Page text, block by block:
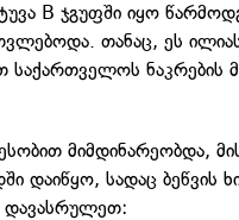
B ჯგუფში იყო
თანაც, ეს
ნაკრების
მიმდინარეობდა,
დაიწყო, სადაც ბეწვის
დავასრულეთ: